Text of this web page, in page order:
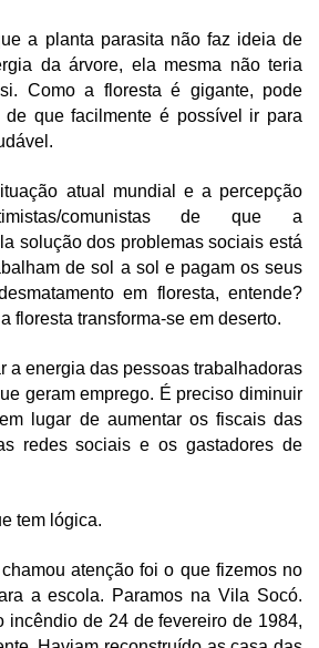
a planta parasita não faz ideia de
da árvore, ela mesma não teria
Como a floresta é gigante, pode
de que facilmente é possível ir para
atual mundial e a percepção
comunistas de que a
solução dos problemas sociais está
de sol a sol e pagam os seus
em floresta, entende?
floresta transforma-se em deserto.
a energia das pessoas trabalhadoras
geram emprego. É preciso diminuir
lugar de aumentar os fiscais das
redes sociais e os gastadores de
tem lógica.
atenção foi o que fizemos no
a escola. Paramos na Vila Socó.
incêndio de 24 de fevereiro de 1984,